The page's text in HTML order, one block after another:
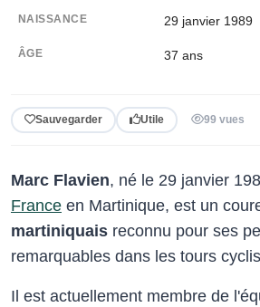
NAISSANCE 29 janvier 1989
ÂGE 37 ans
Sauvegarder Utile 99 vues
Marc Flavien, né le 29 janvier
France en Martinique, est un
martiniquais reconnu pour ses
remarquables dans les tours
Il est actuellement membre de